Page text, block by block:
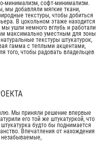
минимализм, софт-минимализм.
мы добавляли мягкие ткани,
текстуры, чтобы добиться
В цокольном этаже находится
ушли немного вглубь и работали
максимально уместным для зоны
текстуры штукатурок,
гамма с теплыми акцентами,
того, чтобы радовать владельцев
Мы приняли решение впервые
его той же штукатуркой, что
будто бы поднимается
Впечатления от нахождения